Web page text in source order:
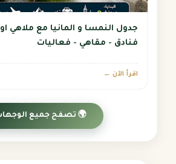
جدول النمسا و المانيا مع ملاهي
فنادق - مقاهي - فعاليات
اقرأ الآن ←
🌍 تصفح جميع